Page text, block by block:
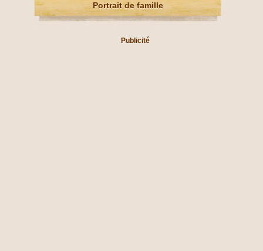
Portrait de famille
Publicité